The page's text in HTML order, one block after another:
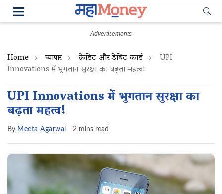
Home व्यापार क्रेडिट और डेबिट कार्ड UPI
Innovations में भुगतान सुरक्षा का बढ़ता महत्व!
UPI Innovations में भुगतान सुरक्षा का
बढ़ता महत्व!
By Meeta Agarwal 2 mins read